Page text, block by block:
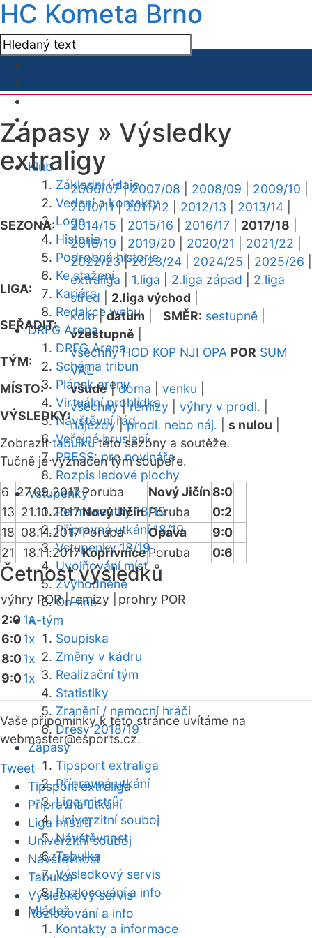
HC Kometa Brno
Klub
Základní údaje
Vedení a kontakty
Logo
Historie
Podrobná historie
Ke stažení
Kariéra
Redakce webu
DRFG Arena
DRFG Arena
Schéma tribun
Plánek areny
Virtuální prohlídka
Návštěvní řád
Veřejné bruslení
PRESS: pro novináře
Rozpis ledové plochy
Vstupenky
Permanentky 18/19
Přípravná utkání 18/19
Vstupenky 18/19
Uvolňování míst
Zvýhodněné
On-line
A-tým
Soupiska
Změny v kádru
Realizační tým
Statistiky
Zranění / nemocní hráči
Dresy 2018/19
Zápasy
Tipsport extraliga
Přípravná utkání
Liga mistrů
Univerzitní souboj
Návštěvnost
Tabulka
Výsledkový servis
Rozlosování a info
Mládež
Kontakty a informace
Zápasy » Výsledky
extraligy
SEZONA:
2006/07|2007/08 2008/09 2009/10
2010/11|2011/12 2012/13 2013/14
2014/15
2015/16 2016/17 2017/18
2018/19
2019/20 2020/21 2021/22
2022/23|2023/24 2024/25 2025/26
LIGA:
extraliga 1.liga 2.liga západ
2.liga
střed
2.liga východ
SEŘADIT:
kolo|datum SMĚR: sestupně
vzestupně
TÝM:
všechny HOD KOP NJI OPA POR SUM
VAL
MÍSTO:
všude|doma venku
VÝSLEDKY:
všechny|remízy výhry v prodl.
nájezdy|prodl. nebo náj. s nulou
Zobrazittabulkutéto sezóny a soutěže.
Tučně je vyznačen tým soupeře.
6 27.09.2017Poruba Nový Jičín 8:0
13 21.10.2017Nový Jičín Poruba
0:2
18 08.11.2017Poruba Opava
9:0
21
18.11.2017KopřivnicePoruba 0:6
Četnost výsledků
výhry POR |remízy |
prohry POR
2:01x
6:01x
8:01x
9:01x
Vaše připomínky k této stránce uvítáme na
webmaster@esports.cz.
Tweet
Tipsport extraliga
Přípravná utkání
Liga mistrů
Univerzitní souboj
Návštěvnost
Tabulka
Výsledkový servis
Rozlosování a info